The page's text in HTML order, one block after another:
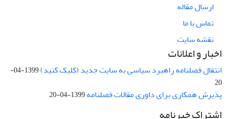
ارسال مقاله
تماس با ما
نقشه سایت
اخبار و اعلانات
انتقال فصلنامه راهبرد سیاسی به سایت جدید (کلیک کنید)
1399-04-
20
پذیرش همکاری برای داوری مقالات فصلنامه1399-04-20
اشتراک خبرنامه